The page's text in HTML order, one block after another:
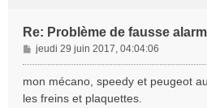
Re: Problème de fausse
M
e
s
jeudi 29 juin 2017, 04:04:06
mon mécano, speedy et peugeot
les freins et plaquettes.